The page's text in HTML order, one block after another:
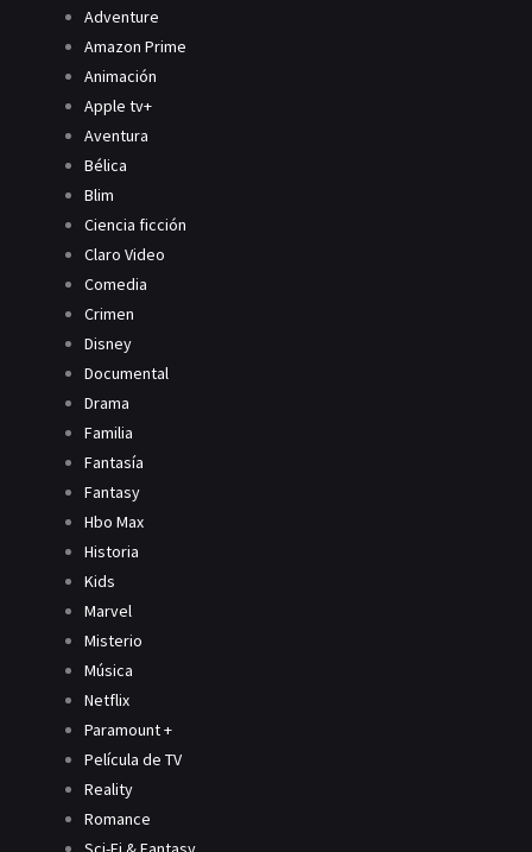
Adventure
Amazon Prime
Animación
Apple tv+
Aventura
Bélica
Blim
Ciencia ficción
Claro Video
Comedia
Crimen
Disney
Documental
Drama
Familia
Fantasía
Fantasy
Hbo Max
Historia
Kids
Marvel
Misterio
Música
Netflix
Paramount +
Película de TV
Reality
Romance